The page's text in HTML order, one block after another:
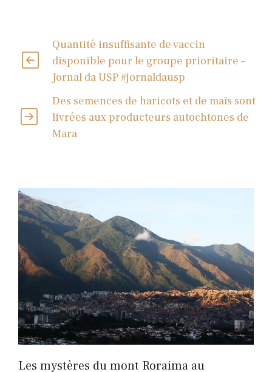
Quantité insuffisante de vaccin
disponible pour le groupe prioritaire –
Jornal da USP #jornaldausp
Des semences de haricots et de maïs sont
livrées aux producteurs autochtones de
Mara
Les mystères du mont Roraima au